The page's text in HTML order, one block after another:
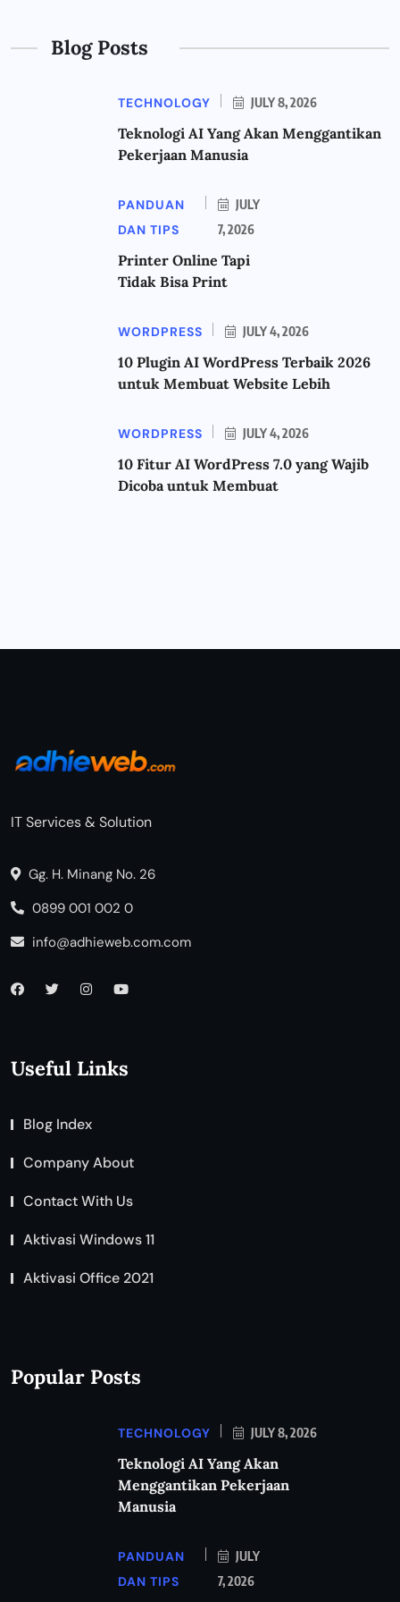
Blog Posts
TECHNOLOGY JULY 8, 2026
Teknologi AI Yang Akan Menggantikan
Pekerjaan Manusia
PANDUAN
DAN TIPS
JULY
7, 2026
Printer Online Tapi
Tidak Bisa Print
WORDPRESS JULY 4, 2026
10 Plugin AI WordPress Terbaik 2026
untuk Membuat Website Lebih
WORDPRESS JULY 4, 2026
10 Fitur AI WordPress 7.0 yang Wajib
Dicoba untuk Membuat
IT Services & Solution
Gg. H. Minang No. 26
0899 001 002 0
info@adhieweb.com.com
Useful Links
Blog Index
Company About
Contact With Us
Aktivasi Windows 11
Aktivasi Office 2021
Popular Posts
TECHNOLOGY JULY 8, 2026
Teknologi AI Yang Akan
Menggantikan Pekerjaan
Manusia
PANDUAN
DAN TIPS
JULY
7, 2026